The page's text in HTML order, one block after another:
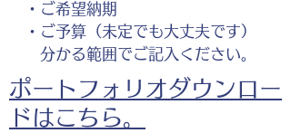
・ご希望納期
・ご予算（未定でも大丈夫です）
分かる範囲でご記入ください。
ポートフォリオダウンロー
ドはこちら。